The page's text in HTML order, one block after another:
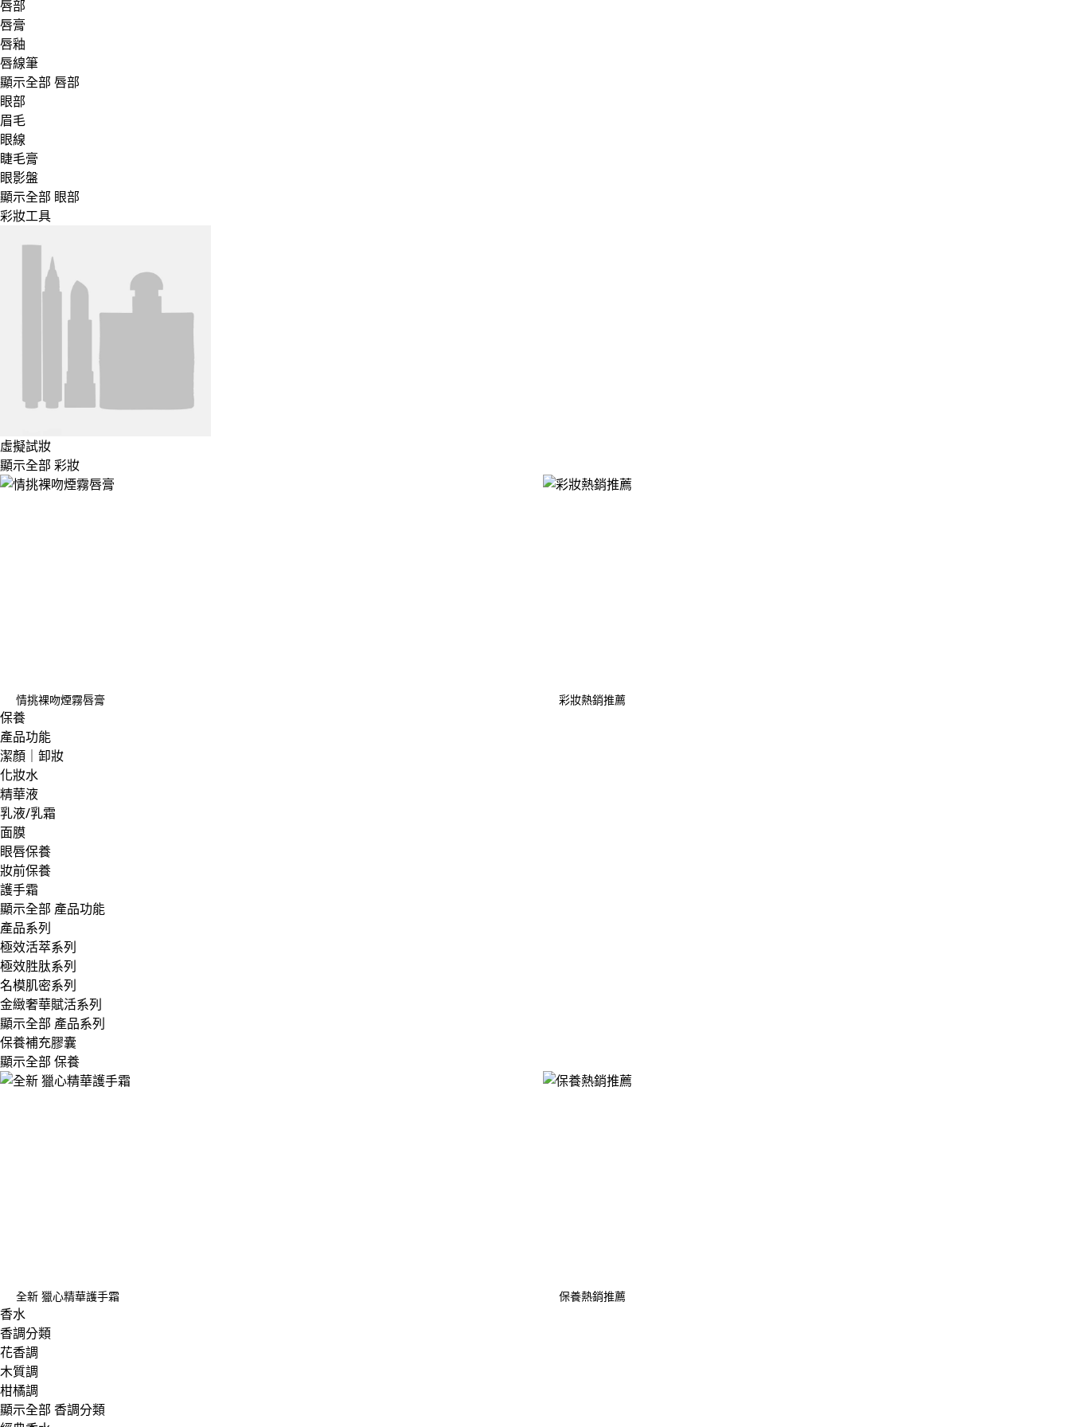
唇部
唇膏
唇釉
唇線筆
顯示全部 唇部
眼部
眉毛
眼線
睫毛膏
眼影盤
顯示全部 眼部
彩妝工具
虛擬試妝
顯示全部 彩妝
情挑裸吻煙霧唇膏 彩妝熱銷推薦
保養
產品功能
潔顏｜卸妝
化妝水
精華液
乳液/乳霜
面膜
眼唇保養
妝前保養
護手霜
顯示全部 產品功能
產品系列
極效活萃系列
極效胜肽系列
名模肌密系列
金緻奢華賦活系列
顯示全部 產品系列
保養補充膠囊
顯示全部 保養
全新 獵心精華護手霜 保養熱銷推薦
香水
香調分類
花香調
木質調
柑橘調
顯示全部 香調分類